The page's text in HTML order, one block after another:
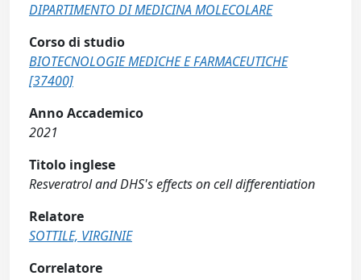
DIPARTIMENTO DI MEDICINA MOLECOLARE
Corso di studio
BIOTECNOLOGIE MEDICHE E FARMACEUTICHE
[37400]
Anno Accademico
2021
Titolo inglese
Resveratrol and DHS's effects on cell differentiation
Relatore
SOTTILE, VIRGINIE
Correlatore